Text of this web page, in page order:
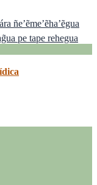
ñe’ẽme’ẽha’ẽgua
pe tape rehegua